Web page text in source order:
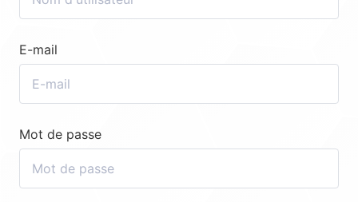
E-mail
Mot de passe